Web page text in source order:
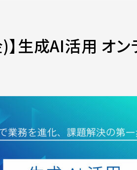
】生成AI活用 オ